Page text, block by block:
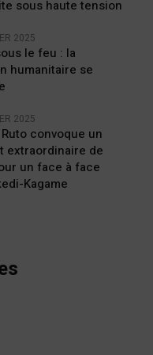
sous haute tension
2025
le feu : la
humanitaire se
2025
convoque un
extraordinaire de
un face à face
Kagame